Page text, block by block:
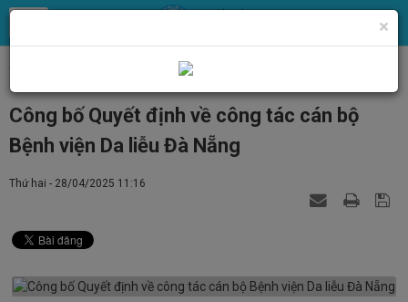
Chính quyền, Đoàn thể
Công bố Quyết định về công tác cán bộ
Bệnh viện Da liễu Đà Nẵng
Thứ hai - 28/04/2025 11:16
×